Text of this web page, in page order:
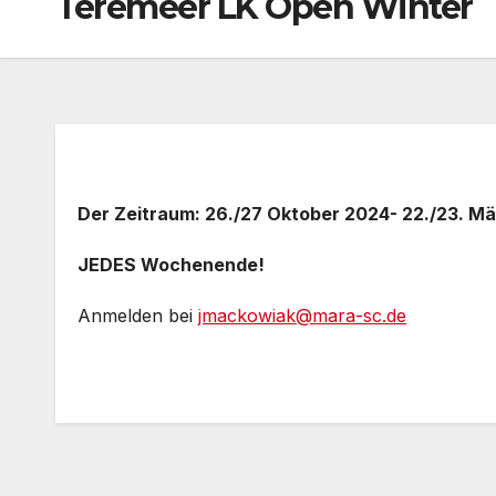
Der Zeitraum: 26./27 Oktober 2024- 22./23.
JEDES Wochenende!
Anmelden bei jmackowiak@mara-sc.de